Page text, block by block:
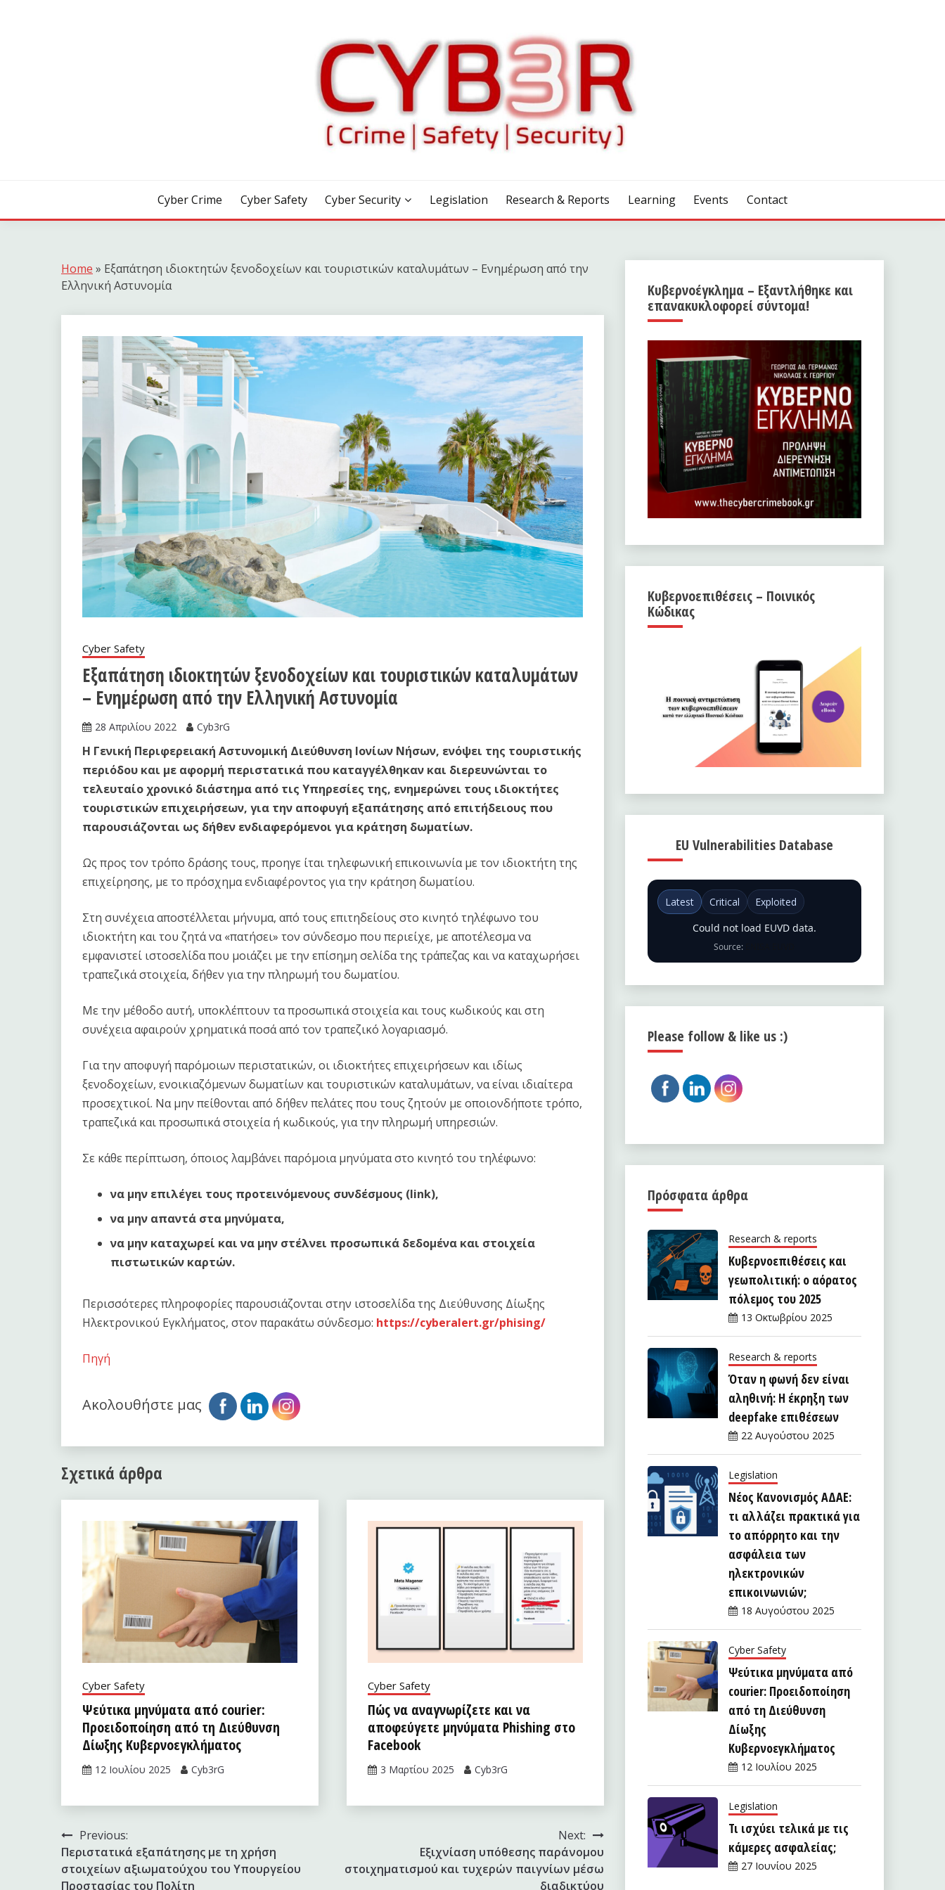
Cyber Crime Cyber Safety Cyber Security Legislation Research & Reports Learning Events Contact
Home » Εξαπάτηση ιδιοκτητών ξενοδοχείων και τουριστικών καταλυμάτων – Ενημέρωση από την
Ελληνική Αστυνομία
Cyber Safety
Εξαπάτηση ιδιοκτητών ξενοδοχείων και τουριστικών καταλυμάτων
– Ενημέρωση από την Ελληνική Αστυνομία
28 Απριλίου 2022 Cyb3rG
Η Γενική Περιφερειακή Αστυνομική Διεύθυνση Ιονίων Νήσων, ενόψει της τουριστικής
περιόδου και με αφορμή περιστατικά που καταγγέλθηκαν και διερευνώνται το
τελευταίο χρονικό διάστημα από τις Υπηρεσίες της, ενημερώνει τους ιδιοκτήτες
τουριστικών επιχειρήσεων, για την αποφυγή εξαπάτησης από επιτήδειους που
παρουσιάζονται ως δήθεν ενδιαφερόμενοι για κράτηση δωματίων.
Ως προς τον τρόπο δράσης τους, προηγε ίται τηλεφωνική επικοινωνία με τον ιδιοκτήτη της
επιχείρησης, με το πρόσχημα ενδιαφέροντος για την κράτηση δωματίου.
Στη συνέχεια αποστέλλεται μήνυμα, από τους επιτηδείους στο κινητό τηλέφωνο του
ιδιοκτήτη και του ζητά να «πατήσει» τον σύνδεσμο που περιείχε, με αποτέλεσμα να
εμφανιστεί ιστοσελίδα που μοιάζει με την επίσημη σελίδα της τράπεζας και να καταχωρήσει
τραπεζικά στοιχεία, δήθεν για την πληρωμή του δωματίου.
Με την μέθοδο αυτή, υποκλέπτουν τα προσωπικά στοιχεία και τους κωδικούς και στη
συνέχεια αφαιρούν χρηματικά ποσά από τον τραπεζικό λογαριασμό.
Για την αποφυγή παρόμοιων περιστατικών, οι ιδιοκτήτες επιχειρήσεων και ιδίως
ξενοδοχείων, ενοικιαζόμενων δωματίων και τουριστικών καταλυμάτων, να είναι ιδιαίτερα
προσεχτικοί. Να μην πείθονται από δήθεν πελάτες που τους ζητούν με οποιονδήποτε τρόπο,
τραπεζικά και προσωπικά στοιχεία ή κωδικούς, για την πληρωμή υπηρεσιών.
Σε κάθε περίπτωση, όποιος λαμβάνει παρόμοια μηνύματα στο κινητό του τηλέφωνο:
να μην επιλέγει τους προτεινόμενους συνδέσμους (link),
να μην απαντά στα μηνύματα,
να μην καταχωρεί και να μην στέλνει προσωπικά δεδομένα και στοιχεία
πιστωτικών καρτών.
Περισσότερες πληροφορίες παρουσιάζονται στην ιστοσελίδα της Διεύθυνσης Δίωξης
Ηλεκτρονικού Εγκλήματος, στον παρακάτω σύνδεσμο: https://cyberalert.gr/phising/
Πηγή
Ακολουθήστε μας
Σχετικά άρθρα
Cyber Safety
Ψεύτικα μηνύματα από courier:
Προειδοποίηση από τη Διεύθυνση
Δίωξης Κυβερνοεγκλήματος
12 Ιουλίου 2025 Cyb3rG
Cyber Safety
Πώς να αναγνωρίζετε και να
αποφεύγετε μηνύματα Phishing στο
Facebook
3 Μαρτίου 2025 Cyb3rG
Πλοήγηση
άρθρων
Previous:
Περιστατικά εξαπάτησης με τη χρήση
στοιχείων αξιωματούχου του Υπουργείου
Προστασίας του Πολίτη
Next:
Εξιχνίαση υπόθεσης παράνομου
στοιχηματισμού και τυχερών παιγνίων μέσω
διαδικτύου
Κυβερνοέγκλημα – Εξαντλήθηκε και
επανακυκλοφορεί σύντομα!
Κυβερνοεπιθέσεις – Ποινικός
Κώδικας
EU Vulnerabilities Database
Latest Critical
Exploited
Could not load EUVD data.
Source:
Please follow & like us :)
Πρόσφατα άρθρα
Research & reports
Κυβερνοεπιθέσεις και
γεωπολιτική: ο αόρατος
πόλεμος του 2025
13 Οκτωβρίου 2025
Research & reports
Όταν η φωνή δεν είναι
αληθινή: Η έκρηξη των
deepfake επιθέσεων
22 Αυγούστου 2025
Legislation
Νέος Κανονισμός ΑΔΑΕ:
τι αλλάζει πρακτικά για
το απόρρητο και την
ασφάλεια των
ηλεκτρονικών
επικοινωνιών;
18 Αυγούστου 2025
Cyber Safety
Ψεύτικα μηνύματα από
courier: Προειδοποίηση
από τη Διεύθυνση
Δίωξης
Κυβερνοεγκλήματος
12 Ιουλίου 2025
Legislation
Τι ισχύει τελικά με τις
κάμερες ασφαλείας;
27 Ιουνίου 2025